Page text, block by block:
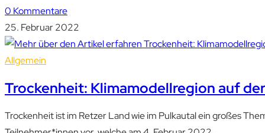
0 Kommentare
25. Februar 2022
Allgemein
Trockenheit: Klimamodellregion auf
Trockenheit ist im Retzer Land wie im Pulkautal ein großes